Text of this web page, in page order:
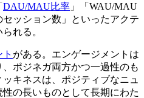
DAU/MAU比率 」「WAU/MAU
ッション数」といったアクテ
れる。
がある。エンゲージメントは
ポジネガ両方かつ一過性のも
キネスは、ポジティブなニュ
の長いものとして長期にわた